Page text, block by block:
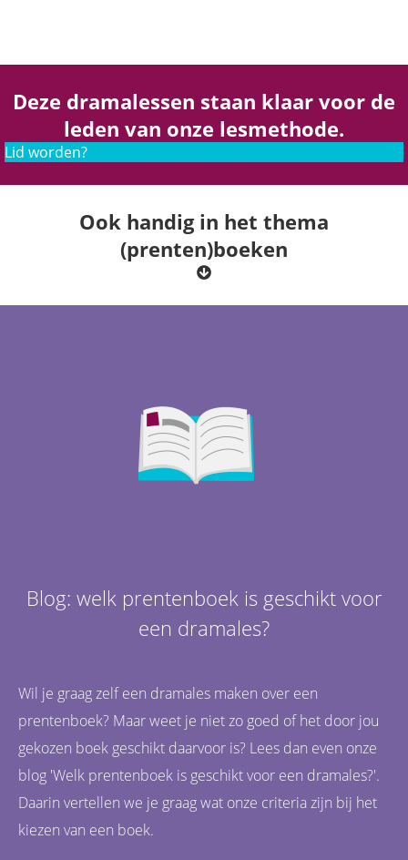
Deze dramalessen staan klaar voor de
leden van onze lesmethode.
Lid worden?
Ook handig in het thema
(prenten)boeken
Blog: welk prentenboek is geschikt voor
een dramales?
Wil je graag zelf een dramales maken over een
prentenboek? Maar weet je niet zo goed of het door jou
gekozen boek geschikt daarvoor is? Lees dan even onze
blog 'Welk prentenboek is geschikt voor een dramales?'.
Daarin vertellen we je graag wat onze criteria zijn bij het
kiezen van een boek.